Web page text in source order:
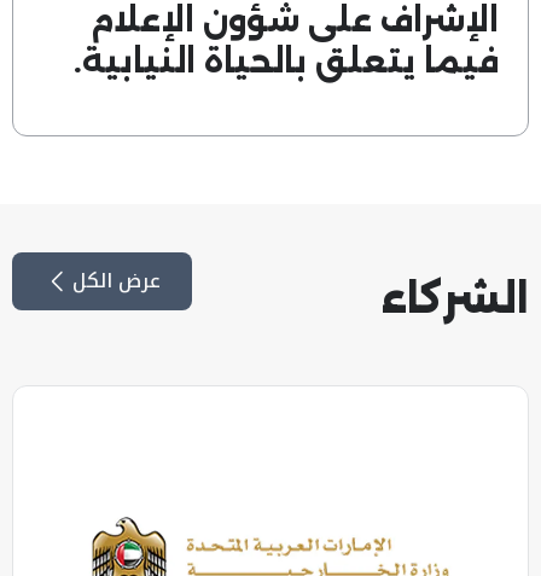
الإشراف على شؤون الإعلام
فيما يتعلق بالحياة النيابية.
الشركاء عرض الكل